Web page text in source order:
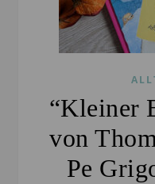
“Kleiner
von
Pe